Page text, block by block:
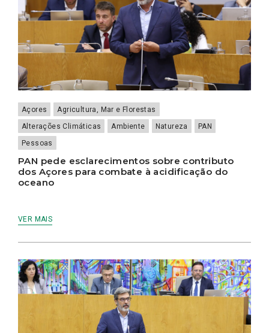
Açores
Agricultura, Mar e Florestas
Alterações Climáticas
Ambiente Natureza
PAN
Pessoas
PAN pede esclarecimentos sobre contributo
dos Açores para combate à acidificação do
oceano
VER MAIS